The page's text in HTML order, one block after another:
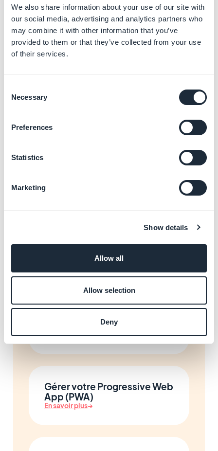
We also share information about your use of our site with
our social media, advertising and analytics partners who
may combine it with other information that you’ve
provided to them or that they’ve collected from your use
of their services.
Selection
Necessary
Preferences
Statistics
Marketing
Show details
Allow all
Allow selection
Deny
publication
En savoir plus→
Personnaliser le design de
votre App
push et alertes locales
En savoir plus→
Gérer votre Progressive Web
App (PWA)
En savoir plus→